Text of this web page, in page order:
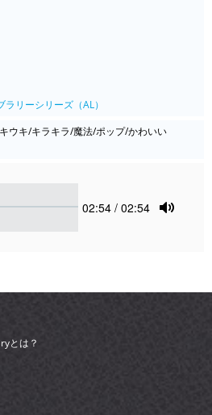
ラリーシリーズ（AL）
ウキ/キラキラ/魔法/ポップ/かわいい
Current
02:54 / 02:54
とは？